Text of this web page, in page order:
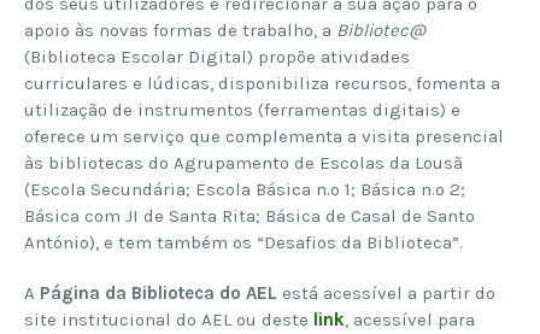
apoio às novas formas de trabalho, a Bibliotec@
(Biblioteca Escolar Digital) propõe atividades
curriculares e lúdicas, disponibiliza recursos, fomenta a
utilização de instrumentos (ferramentas digitais) e
oferece um serviço que complementa a visita presencial
às bibliotecas do Agrupamento de Escolas da Lousã
(Escola Secundária; Escola Básica n.º 1; Básica n.º 2;
Básica com JI de Santa Rita; Básica de Casal de Santo
António), e tem também os “Desafios da Biblioteca”.
A Página da Biblioteca do AEL está acessível a partir do
site institucional do AEL ou deste link, acessível para